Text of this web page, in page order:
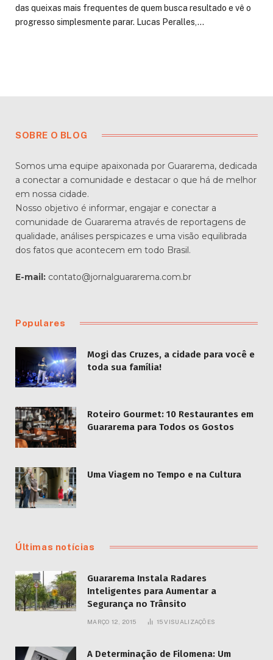
das queixas mais frequentes de quem busca resultado e vê o
progresso simplesmente parar. Lucas Peralles,…
SOBRE O BLOG
Somos uma equipe apaixonada por Guararema, dedicada
a conectar a comunidade e destacar o que há de melhor
em nossa cidade.
Nosso objetivo é informar, engajar e conectar a
comunidade de Guararema através de reportagens de
qualidade, análises perspicazes e uma visão equilibrada
dos fatos que acontecem em todo Brasil.
E-mail: contato@jornalguararema.com.br
Populares
Mogi das Cruzes, a cidade para você e
toda sua família!
Roteiro Gourmet: 10 Restaurantes em
Guararema para Todos os Gostos
Uma Viagem no Tempo e na Cultura
Últimas notícias
Guararema Instala Radares
Inteligentes para Aumentar a
Segurança no Trânsito
MARÇO 12, 2015 15VISUALIZAÇÕES
A Determinação de Filomena: Um